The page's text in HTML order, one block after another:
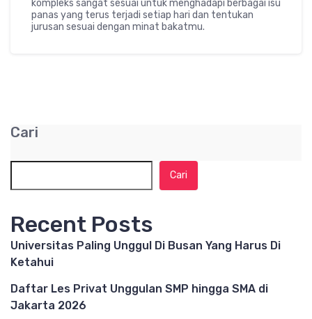
kompleks sangat sesuai untuk menghadapi berbagai isu
panas yang terus terjadi setiap hari dan tentukan
jurusan sesuai dengan minat bakatmu.
Cari
Cari
Recent Posts
Universitas Paling Unggul Di Busan Yang Harus Di
Ketahui
Daftar Les Privat Unggulan SMP hingga SMA di
Jakarta 2026